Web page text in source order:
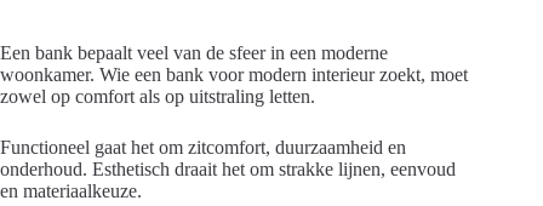
Een bank bepaalt veel van de sfeer in een moderne
woonkamer. Wie een bank voor modern interieur zoekt, moet
zowel op comfort als op uitstraling letten.
Functioneel gaat het om zitcomfort, duurzaamheid en
onderhoud. Esthetisch draait het om strakke lijnen, eenvoud
en materiaalkeuze.